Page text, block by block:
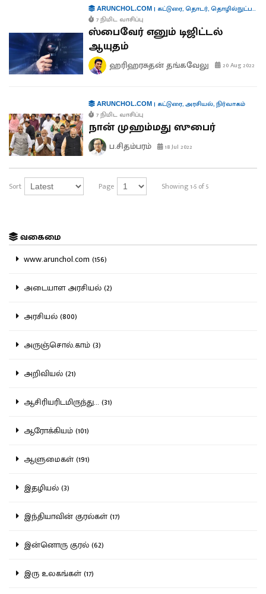
ARUNCHOL.COM| கட்டுரை,தொடர்,தொழில்நுட்பம்
7 நிமிட வாசிப்பு
ஸ்பைவேர் எனும் டிஜிட்டல்
ஆயுதம்
ஹரிஹரசுதன் தங்கவேலு 20 Aug 2022
ARUNCHOL.COM| கட்டுரை,அரசியல்,நிர்வாகம்
7 நிமிட வாசிப்பு
நான் முஹம்மது ஸுபைர்
ப.சிதம்பரம் 18 Jul 2022
Sort Page Showing 1-5 of 5
வகைமை
www.arunchol.com (156)
அடையாள அரசியல் (2)
அரசியல் (800)
அருஞ்சொல்.காம் (3)
அறிவியல் (21)
ஆசிரியரிடமிருந்து... (31)
ஆரோக்கியம் (101)
ஆளுமைகள் (191)
இதழியல் (3)
இந்தியாவின் குரல்கள் (17)
இன்னொரு குரல் (62)
இரு உலகங்கள் (17)